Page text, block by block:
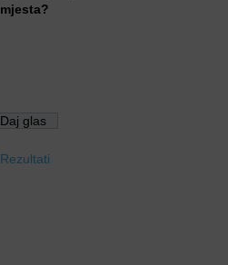
mjesta?
Rezultati